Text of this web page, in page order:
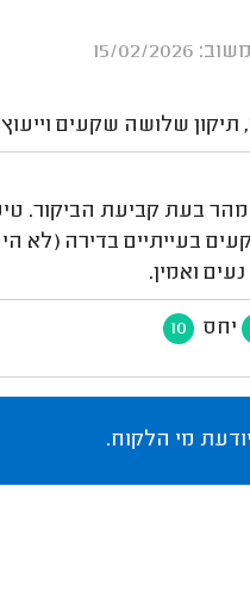
משוב: 15/02/2026
שלושה שקעים
מהר בעת קביעת הביקור.
בעייתיים בדירה (לא
ואמין.
יחס 10
מי הלקוח.